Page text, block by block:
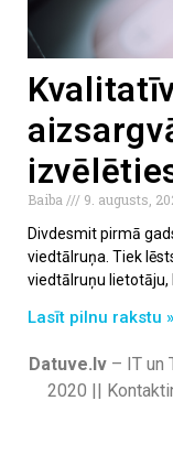
Baiba
9. augusts,
Divdesmit pirmā
viedtālruņa. Tiek
viedtālruņu lietotāju,
Lasīt pilnu rakstu »
Datuve.lv– IT un
2020 ||